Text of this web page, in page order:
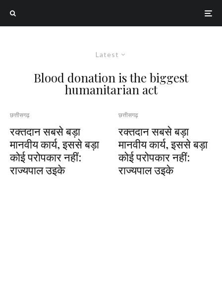
Latest
Blood donation is the biggest
humanitarian act
छत्तीसगढ़
रक्तदान सबसे बड़ा
मानवीय कार्य, इससे बड़ा
कोई परोपकार नहीं:
राज्यपाल उइके
छत्तीसगढ़
रक्तदान सबसे बड़ा
मानवीय कार्य, इससे बड़ा
कोई परोपकार नहीं:
राज्यपाल उइके